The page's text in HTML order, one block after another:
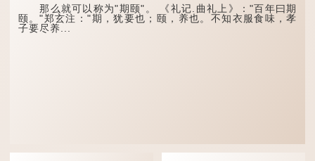
那么就可以称为"期颐"。 《礼记.曲礼上》："百年曰期
颐。"郑玄注："期，犹要也；颐，养也。不知衣服食味，孝
子要尽养...